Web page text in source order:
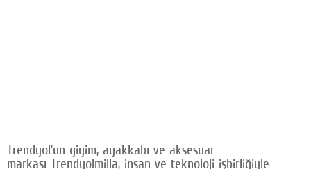
Yazarlar
Trendyol’un giyim, ayakkabı ve aksesuar
markası Trendyolmilla, insan ve teknoloji işbirliğiyle